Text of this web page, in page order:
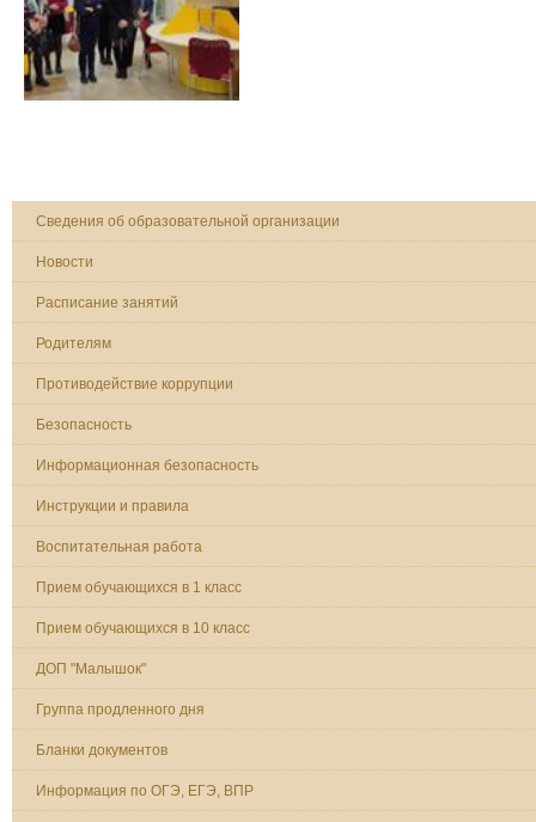
Сведения об образовательной организации
Новости
Расписание занятий
Родителям
Противодействие коррупции
Безопасность
Информационная безопасность
Инструкции и правила
Воспитательная работа
Прием обучающихся в 1 класс
Прием обучающихся в 10 класс
ДОП "Малышок"
Группа продленного дня
Бланки документов
Информация по ОГЭ, ЕГЭ, ВПР